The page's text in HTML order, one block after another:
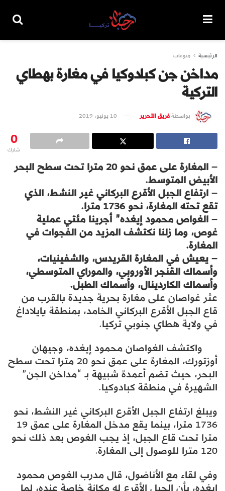
الرئيسية منوعات
مداخن جن كبادوكيا في مغارة بهطاي
التركية
بواسطةفريق التحرير 10 يونيو، 2019
0
شارك
– المغارة على عمق نحو 20 مترا تحت سطح البحر
الأبيض المتوسط.
– ارتفاع الجبل الأقرع البركاني غير النشط، الذي
تقع تحته المغارة، نحو 1736 مترا.
– الغواص محمود إيغده” أجرينا مئتي عملية
غوص، وما زلنا نكتشف المزيد من الفجوات في
المغارة.
– يعيش في المغارة القريدس، والشفينيات،
وأسماك القنجر الأوروبي، والموراي المتوسطي،
وأسماك الكاردينال، وأسماك الطبل.
عثر غواصان على مغارة بحرية جديدة بالقرب من
قاع الجبل الأقرع البركاني الخامد، بمنطقة يايلاداغ
في ولاية هطاي جنوبي تركيا.
واكتشف الغواصان محمود إيغده، وجيهان
أوزتورك، المغارة على عمق نحو 20 مترا تحت سطح
البحر، حيث تضم أعمدة شبيهة بـ “مداخن الجن”
الشهيرة في منطقة كبادوكيا.
ويبلغ ارتفاع الجبل الأقرع البركاني غير النشط، نحو
1736 مترا، بينما يقع مدخل المغارة على عمق 19
مترا تحت قاع الجبل، إذ يجب الغوص بعد ذلك نحو
120 مترا للوصول إلى المغارة.
وفي لقاء مع الأناضول، قال مدرب الغوص محمود